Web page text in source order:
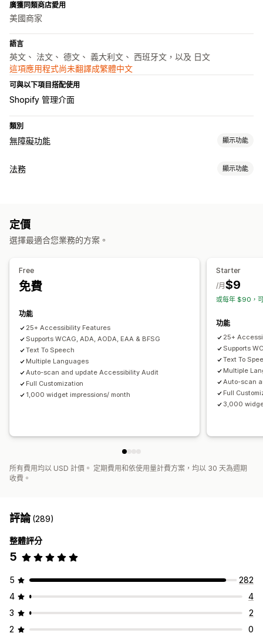
廣獲同類商店愛用
美國商家
語言
英文、 法文、 德文、 義大利文、 西班牙文，以及 日文
這項應用程式尚未翻譯成繁體中文
可與以下項目搭配使用
Shopify 管理介面
類別
無障礙功能 顯示功能
法規遵循類型
聲明
文字間距 游標大小 字型大小
法務 顯示功能
定價
選擇最適合您業務的方案。
Free
免費
功能
25+ Accessibility Features
Supports WCAG, ADA, AODA, EAA & BFSG
Text To Speech
Multiple Languages
Auto-scan and update Accessibility Audit
Full Customization
1,000 widget impressions/ month
Starter
$9
/月
或每年 $90，
功能
25+
Supports
Text To
Multiple
Auto-scan
Full
3,000
所有費用均以 USD 計價。 定期費用和依使用量計費方案，均以 30 天為週期
收費。
評論(289)
整體評分
5
5
282
4
4
3
2
2
0